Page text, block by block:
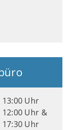
13:00 Uhr
12:00 Uhr &
17:30 Uhr